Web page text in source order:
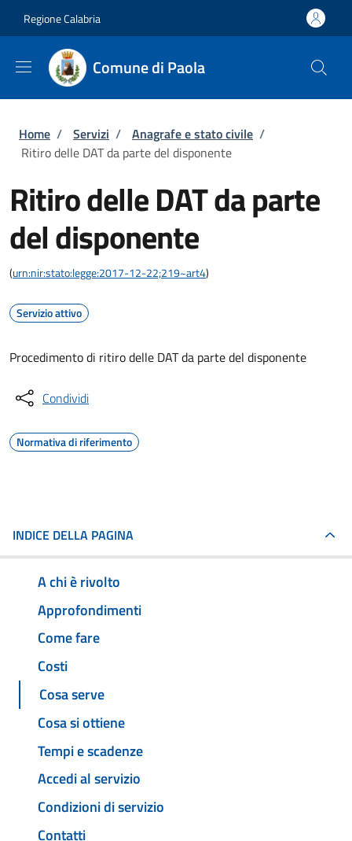
Regione Calabria
Comune di Paola
Briciole di pane
Home / Servizi / Anagrafe e stato civile /
Ritiro delle DAT da parte del disponente
Ritiro delle DAT da parte
del disponente
(urn:nir:stato:legge:2017-12-22;219~art4)
Servizio attivo
Procedimento di ritiro delle DAT da parte del disponente
Condividi
Normativa di riferimento
INDICE DELLA PAGINA
A chi è rivolto
Approfondimenti
Come fare
Costi
Cosa serve
Cosa si ottiene
Tempi e scadenze
Accedi al servizio
Condizioni di servizio
Contatti